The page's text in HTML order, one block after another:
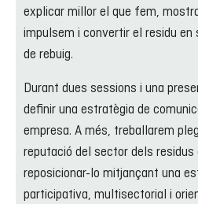
explicar millor el que fem,
impulsem i convertir el residu en
de rebuig.
Durant dues sessions i una
definir una estratègia de
empresa. A més, treballarem
reputació del sector dels residus
reposicionar-lo mitjançant una
participativa, multisectorial i